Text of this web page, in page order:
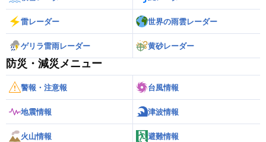
雷レーダー 世界の雨雲レーダー
ゲリラ雷雨レーダー 黄砂レーダー
防災・減災メニュー
警報・注意報 台風情報
地震情報 津波情報
火山情報 避難情報